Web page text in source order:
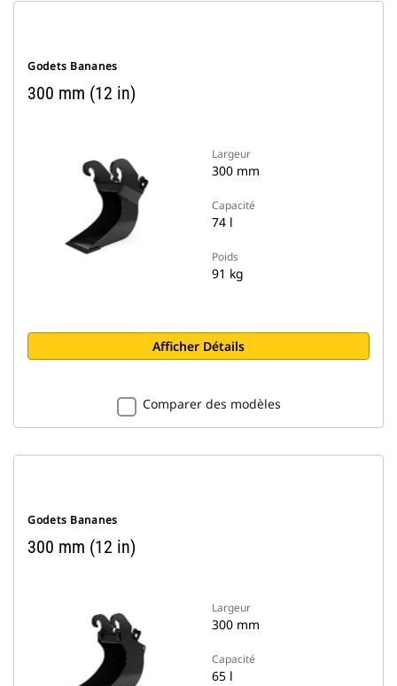
Godets Bananes
300 mm (12 in)
Largeur
300 mm
Capacité
74 l
Poids
91 kg
Afficher Détails
Comparer des modèles
Godets Bananes
300 mm (12 in)
Largeur
300 mm
Capacité
65 l